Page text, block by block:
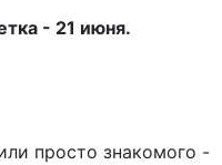
- 21 июня.
просто знакомого -